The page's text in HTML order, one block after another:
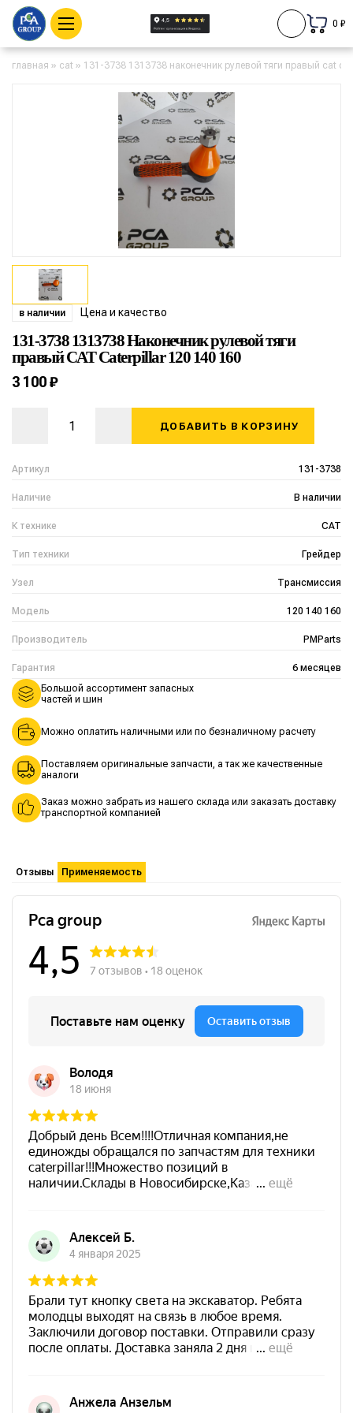
0 ₽
главная » cat » 131-3738 1313738 наконечник рулевой тяги правый cat
в наличии Цена и качество
131-3738 1313738 Наконечник рулевой тяги
правый CAT Caterpillar 120 140 160
Артикул 131-3738
Наличие В наличии
К технике CAT
Тип техники Грейдер
Узел Трансмиссия
Модель 120 140 160
Производитель PMParts
Гарантия 6 месяцев
3 100 ₽
ДОБАВИТЬ В КОРЗИНУ
Большой ассортимент запасных
частей и шин
Можно оплатить наличными или по безналичному расчету
Поставляем оригинальные запчасти, а так же качественные
аналоги
Заказ можно забрать из нашего склада или заказать доставку
транспортной компанией
Отзывы Применяемость